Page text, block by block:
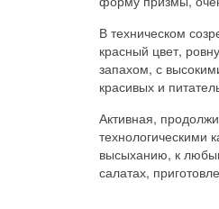
В техническом
красный цвет,
запахом, с
красивых и
Активная,
технологическими
высыханию, к
салатах,